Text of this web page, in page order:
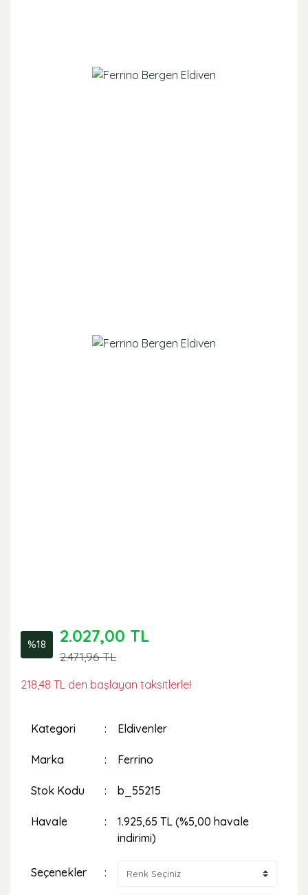
%18 2.027,00 TL
2.471,96 TL
218,48 TL den başlayan taksitlerle!
Kategori Eldivenler
Marka Ferrino
Stok Kodu b_55215
Havale
1.925,65 TL (%5,00 havale
indirimi)
Seçenekler